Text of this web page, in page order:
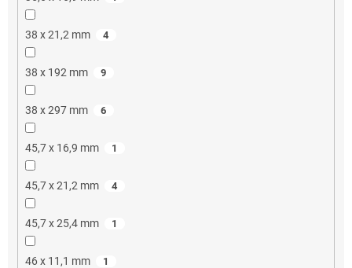
38 x 21,2 mm 4
38 x 192 mm 9
38 x 297 mm 6
45,7 x 16,9 mm 1
45,7 x 21,2 mm 4
45,7 x 25,4 mm 1
46 x 11,1 mm 1